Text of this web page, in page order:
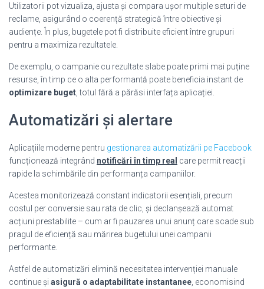
Utilizatorii pot vizualiza, ajusta și compara ușor multiple seturi de
reclame, asigurând o coerență strategică între obiective și
audiențe. În plus, bugetele pot fi distribuite eficient între grupuri
pentru a maximiza rezultatele.
De exemplu, o campanie cu rezultate slabe poate primi mai puține
resurse, în timp ce o alta performantă poate beneficia instant de
optimizare buget , totul fără a părăsi interfața aplicației.
Automatizări și alertare
Aplicațiile moderne pentru gestionarea automatizării pe Facebook
funcționează integrând notificări în timp real care permit reacții
rapide la schimbările din performanța campaniilor.
Acestea monitorizează constant indicatorii esențiali, precum
costul per conversie sau rata de clic, și declanșează automat
acțiuni prestabilite – cum ar fi pauzarea unui anunț care scade sub
pragul de eficiență sau mărirea bugetului unei campanii
performante.
Astfel de automatizări elimină necesitatea intervenției manuale
continue și asigură o adaptabilitate instantanee , economisind